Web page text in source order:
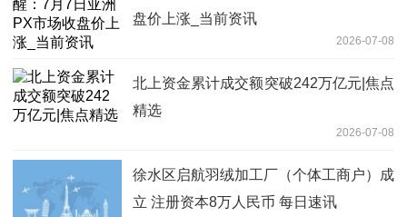
盘价上涨_当前资讯
2026-07-08
北上资金累计成交额突破242万亿元|焦点
精选
2026-07-08
徐水区启航羽绒加工厂（个体工商户）成
立 注册资本8万人民币 每日速讯